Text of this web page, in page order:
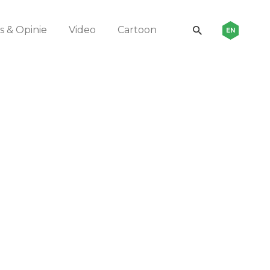
& Opinie Video Cartoon EN